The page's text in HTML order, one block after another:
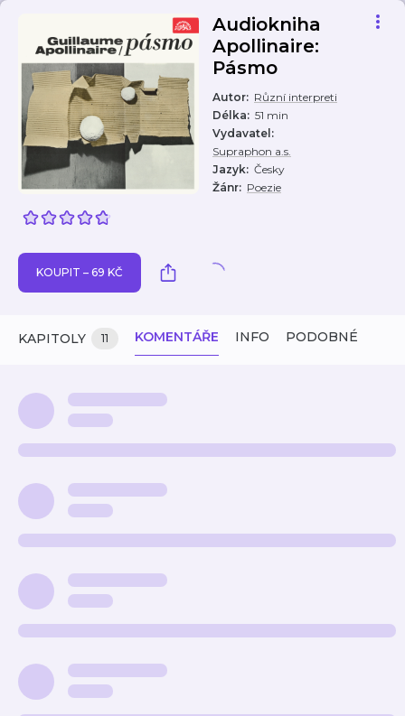
Audiokniha
Apollinaire:
Pásmo
Autor: Různí interpreti
Délka: 51 min
Vydavatel :
Supraphon a.s.
Jazyk: Česky
Žánr: Poezie
KOUPIT – 69 KČ
KAPITOLY 11 KOMENTÁŘE INFO PODOBNÉ